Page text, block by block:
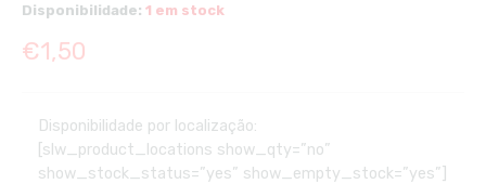
Disponibilidade: 1 em stock
€1,50
Disponibilidade por localização:
[slw_product_locations show_qty=”no”
show_stock_status=”yes” show_empty_stock=”yes”]